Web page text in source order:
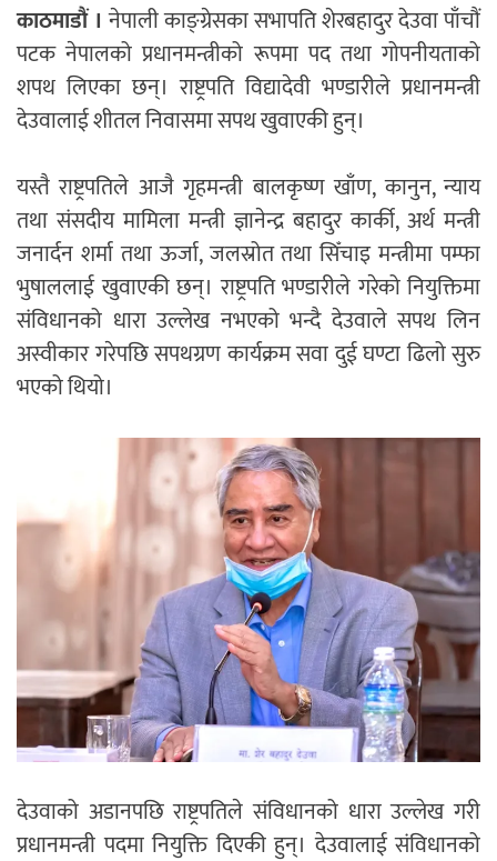
काठमाडौं । नेपाली काङ्ग्रेसका सभापति शेरबहादुर देउवा पाँचौं
पटक नेपालको प्रधानमन्त्रीको रूपमा पद तथा गोपनीयताको
शपथ लिएका छन्। राष्ट्रपति विद्यादेवी भण्डारीले प्रधानमन्त्री
देउवालाई शीतल निवासमा सपथ खुवाएकी हुन्।
यस्तै राष्ट्रपतिले आजै गृहमन्त्री बालकृष्ण खाँण, कानुन, न्याय
तथा संसदीय मामिला मन्त्री ज्ञानेन्द्र बहादुर कार्की, अर्थ मन्त्री
जनार्दन शर्मा तथा ऊर्जा, जलस्रोत तथा सिँचाइ मन्त्रीमा पम्फा
भुषाललाई खुवाएकी छन्। राष्ट्रपति भण्डारीले गरेको नियुक्तिमा
संविधानको धारा उल्लेख नभएको भन्दै देउवाले सपथ लिन
अस्वीकार गरेपछि सपथग्रण कार्यक्रम सवा दुई घण्टा ढिलो सुरु
भएको थियो।
देउवाको अडानपछि राष्ट्रपतिले संविधानको धारा उल्लेख गरी
प्रधानमन्त्री पदमा नियुक्ति दिएकी हुन्। देउवालाई संविधानको